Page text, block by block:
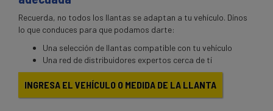
Recuerda, no todos los llantas se adaptan a tu vehículo. Dínos
lo que conduces para que podamos darte:
Una selección de llantas compatible con tu vehículo
Una red de distribuidores expertos cerca de tí
INGRESA EL VEHÍCULO O MEDIDA DE LA LLANTA